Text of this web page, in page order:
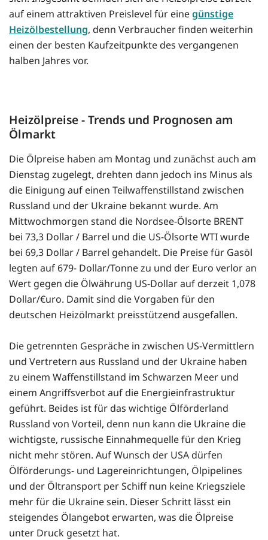
auf einem attraktiven Preislevel für einegünstige
Heizölbestellung, denn Verbraucher finden weiterhin
einen der besten Kaufzeitpunkte des vergangenen
halben Jahres vor.
Heizölpreise - Trends und Prognosen am
Ölmarkt
Die Ölpreise haben am Montag und zunächst auch am
Dienstag zugelegt, drehten dann jedoch ins Minus als
die Einigung auf einen Teilwaffenstillstand zwischen
Russland und der Ukraine bekannt wurde. Am
Mittwochmorgen stand die Nordsee-Ölsorte BRENT
bei 73,3 Dollar / Barrel und die US-Ölsorte WTI wurde
bei 69,3 Dollar / Barrel gehandelt. Die Preise für Gasöl
legten auf 679- Dollar/Tonne zu und der Euro verlor an
Wert gegen die Ölwährung US-Dollar auf derzeit 1,078
Dollar/€uro. Damit sind die Vorgaben für den
deutschen Heizölmarkt preisstützend ausgefallen.
Die getrennten Gespräche in zwischen US-Vermittlern
und Vertretern aus Russland und der Ukraine haben
zu einem Waffenstillstand im Schwarzen Meer und
einem Angriffsverbot auf die Energieinfrastruktur
geführt. Beides ist für das wichtige Ölförderland
Russland von Vorteil, denn nun kann die Ukraine die
wichtigste, russische Einnahmequelle für den Krieg
nicht mehr stören. Auf Wunsch der USA dürfen
Ölförderungs- und Lagereinrichtungen, Ölpipelines
und der Öltransport per Schiff nun keine Kriegsziele
mehr für die Ukraine sein. Dieser Schritt lässt ein
steigendes Ölangebot erwarten, was die Ölpreise
unter Druck gesetzt hat.